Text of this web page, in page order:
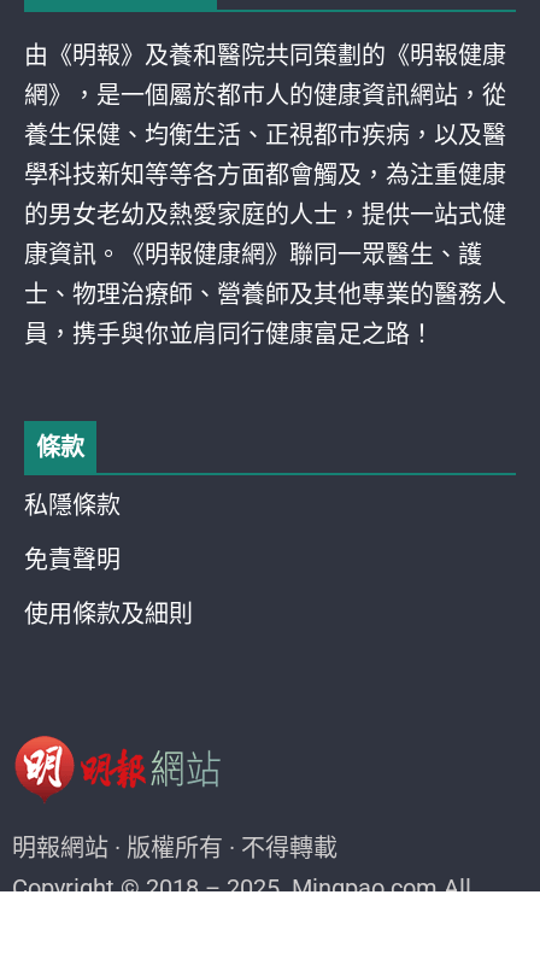
由《明報》及養和醫院共同策劃的《明報健康
網》，是一個屬於都巿人的健康資訊網站，從
養生保健、均衡生活、正視都巿疾病，以及醫
學科技新知等等各方面都會觸及，為注重健康
的男女老幼及熱愛家庭的人士，提供一站式健
康資訊。《明報健康網》聯同一眾醫生、護
士、物理治療師、營養師及其他專業的醫務人
員，携手與你並肩同行健康富足之路！
條款
私隱條款
免責聲明
使用條款及細則
明報網站 · 版權所有 · 不得轉載
Copyright © 2018 – 2025. Mingpao.com All